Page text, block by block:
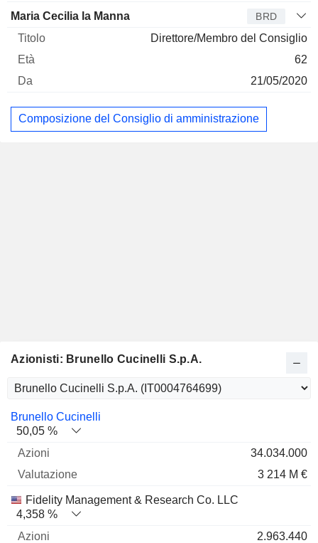
Maria Cecilia la Manna BRD
Direttore/Membro del Consiglio
62
21/05/2020
Composizione del Consiglio di amministrazione
Azionisti: Brunello Cucinelli S.p.A.
Nome Azioni %
Brunello Cucinelli
50,05 %
34.034.000
3 214 M €
Fidelity Management & Research Co. LLC
4,358 %
2.963.440